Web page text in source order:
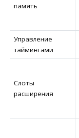
память
Управление
таймингами
Слоты
расширения